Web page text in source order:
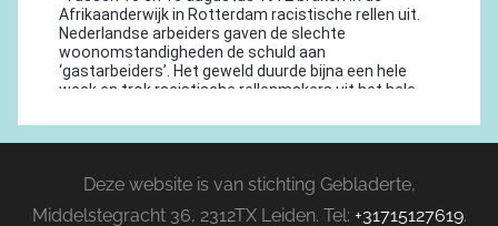
Deze website is van stichting Gebladerte,
Middelstegracht 36, 2312TX Leiden. Tel: +31715127619.